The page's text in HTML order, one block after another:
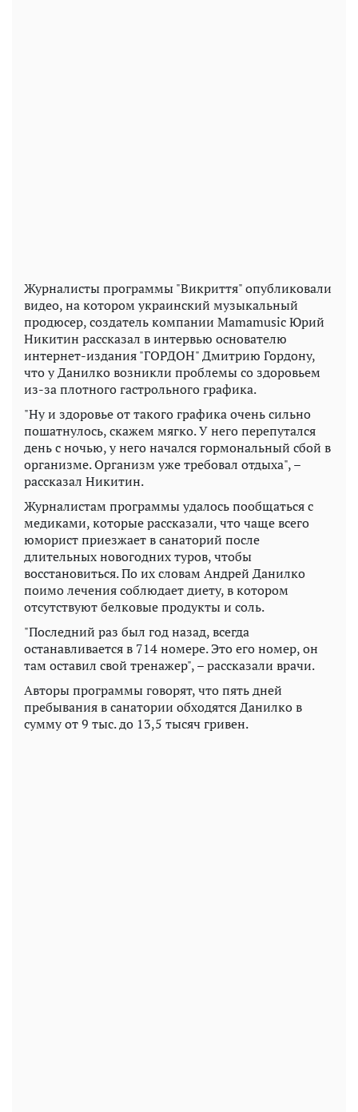
Журналисты программы "Викриття" опубликовали
видео, на котором украинский музыкальный
продюсер, создатель компании Mamamusic Юрий
Никитин рассказал в интервью основателю
интернет-издания "ГОРДОН" Дмитрию Гордону,
что у Данилко возникли проблемы со здоровьем
из-за плотного гастрольного графика.
"Ну и здоровье от такого графика очень сильно
пошатнулось, скажем мягко. У него перепутался
день с ночью, у него начался гормональный сбой в
организме. Организм уже требовал отдыха", –
рассказал Никитин.
Журналистам программы удалось пообщаться с
медиками, которые рассказали, что чаще всего
юморист приезжает в санаторий после
длительных новогодних туров, чтобы
восстановиться. По их словам Андрей Данилко
поимо лечения соблюдает диету, в котором
отсутствуют белковые продукты и соль.
"Последний раз был год назад, всегда
останавливается в 714 номере. Это его номер, он
там оставил свой тренажер", – рассказали врачи.
Авторы программы говорят, что пять дней
пребывания в санатории обходятся Данилко в
сумму от 9 тыс. до 13,5 тысяч гривен.